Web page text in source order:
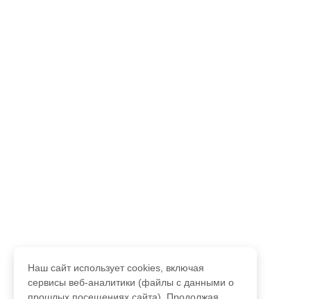
Наш сайт использует cookies, включая
сервисы веб-аналитики (файлы с данными о